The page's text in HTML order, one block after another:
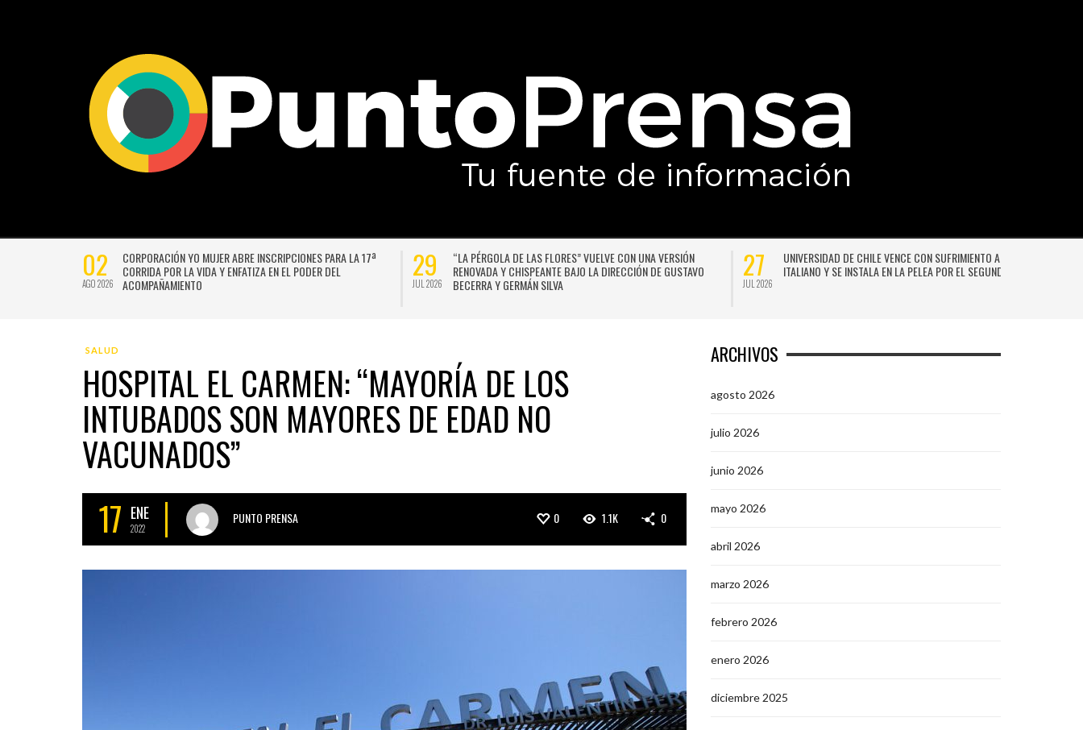
02
AGO 2026
CORPORACIÓN YO MUJER ABRE INSCRIPCIONES PARA LA 17ª
CORRIDA POR LA VIDA Y ENFATIZA EN EL PODER DEL
ACOMPAÑAMIENTO
29
JUL 2026
“LA PÉRGOLA DE LAS FLORES” VUELVE CON UNA VERSIÓN
RENOVADA Y CHISPEANTE BAJO LA DIRECCIÓN DE GUSTAVO
BECERRA Y GERMÁN SILVA
27
JUL 2026
UNIVERSIDAD DE CHILE VENCE CON SUFRIMIENTO A AUDAX
ITALIANO Y SE INSTALA EN LA PELEA POR EL SEGUNDO LUGAR
SALUD
HOSPITAL EL CARMEN: “MAYORÍA DE LOS
INTUBADOS SON MAYORES DE EDAD NO
VACUNADOS”
17 ENE
2022
PUNTO PRENSA 0 1.1K 0
ARCHIVOS
agosto 2026
julio 2026
junio 2026
mayo 2026
abril 2026
marzo 2026
febrero 2026
enero 2026
diciembre 2025